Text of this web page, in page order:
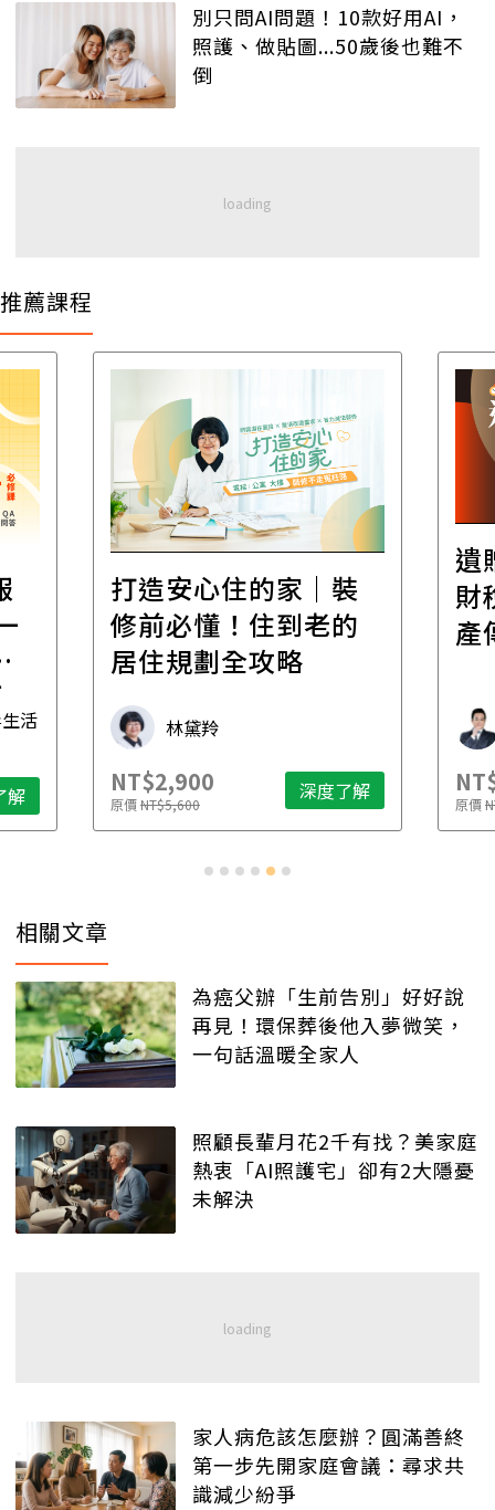
別只問AI問題！10款好用AI，
照護、做貼圖...50歲後也難不
倒
推薦課程
活
解
打造安心住的家｜裝
修前必懂！住到老的
居住規劃全攻略
林黛羚
NT$2,900
原價NT$5,600 深度了解
遺
財
產
原價
相關文章
為癌父辦「生前告別」好好說
再見！環保葬後他入夢微笑，
一句話溫暖全家人
照顧長輩月花2千有找？美家庭
熱衷「AI照護宅」卻有2大隱憂
未解決
家人病危該怎麼辦？圓滿善終
第一步先開家庭會議：尋求共
識減少紛爭